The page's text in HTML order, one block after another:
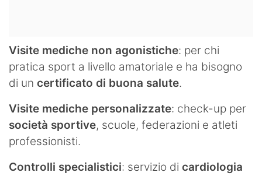
Visite mediche non agonistiche: per chi
pratica sport a livello amatoriale e ha bisogno
di un certificato di buona salute.
Visite mediche personalizzate: check-up per
società sportive, scuole, federazioni e atleti
professionisti.
Controlli specialistici: servizio di cardiologia